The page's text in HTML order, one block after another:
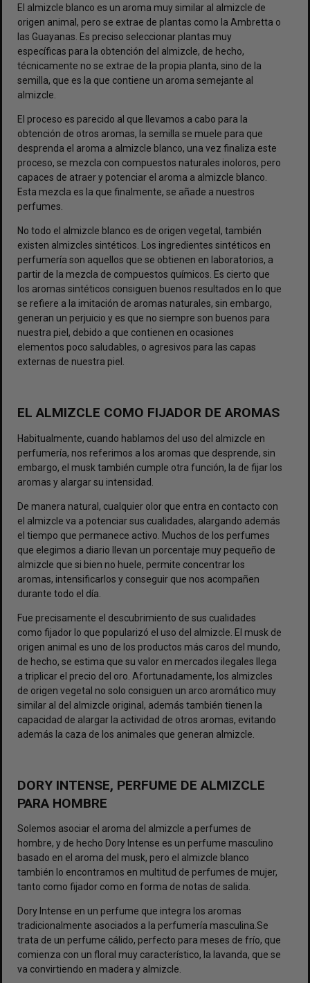
El almizcle blanco es un aroma muy similar al almizcle de
origen animal, pero se extrae de plantas como la Ambretta o
las Guayanas. Es preciso seleccionar plantas muy
específicas para la obtención del almizcle, de hecho,
técnicamente no se extrae de la propia planta, sino de la
semilla, que es la que contiene un aroma semejante al
almizcle.
El proceso es parecido al que llevamos a cabo para la
obtención de otros aromas, la semilla se muele para que
desprenda el aroma a almizcle blanco, una vez finaliza este
proceso, se mezcla con compuestos naturales inoloros, pero
capaces de atraer y potenciar el aroma a almizcle blanco.
Esta mezcla es la que finalmente, se añade a nuestros
perfumes.
No todo el almizcle blanco es de origen vegetal, también
existen almizcles sintéticos. Los ingredientes sintéticos en
perfumería son aquellos que se obtienen en laboratorios, a
partir de la mezcla de compuestos químicos. Es cierto que
los aromas sintéticos consiguen buenos resultados en lo que
se refiere a la imitación de aromas naturales, sin embargo,
generan un perjuicio y es que no siempre son buenos para
nuestra piel, debido a que contienen en ocasiones
elementos poco saludables, o agresivos para las capas
externas de nuestra piel.
EL ALMIZCLE COMO FIJADOR DE AROMAS
Habitualmente, cuando hablamos del uso del almizcle en
perfumería, nos referimos a los aromas que desprende, sin
embargo, el musk también cumple otra función, la de fijar los
aromas y alargar su intensidad.
De manera natural, cualquier olor que entra en contacto con
el almizcle va a potenciar sus cualidades, alargando además
el tiempo que permanece activo. Muchos de los perfumes
que elegimos a diario llevan un porcentaje muy pequeño de
almizcle que si bien no huele, permite concentrar los
aromas, intensificarlos y conseguir que nos acompañen
durante todo el día.
Fue precisamente el descubrimiento de sus cualidades
como fijador lo que popularizó el uso del almizcle. El musk de
origen animal es uno de los productos más caros del mundo,
de hecho, se estima que su valor en mercados ilegales llega
a triplicar el precio del oro. Afortunadamente, los almizcles
de origen vegetal no solo consiguen un arco aromático muy
similar al del almizcle original, además también tienen la
capacidad de alargar la actividad de otros aromas, evitando
además la caza de los animales que generan almizcle.
DORY INTENSE, PERFUME DE ALMIZCLE
PARA HOMBRE
Solemos asociar el aroma del almizcle a perfumes de
hombre, y de hecho Dory Intense es un perfume masculino
basado en el aroma del musk, pero el almizcle blanco
también lo encontramos en multitud de perfumes de mujer,
tanto como fijador como en forma de notas de salida.
Dory Intense en un perfume que integra los aromas
tradicionalmente asociados a la perfumería masculina.Se
trata de un perfume cálido, perfecto para meses de frío, que
comienza con un floral muy característico, la lavanda, que se
va convirtiendo en madera y almizcle.